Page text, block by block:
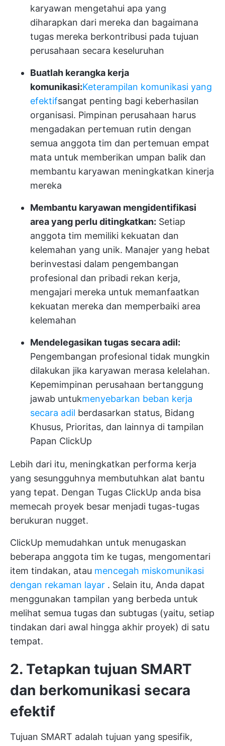
karyawan mengetahui apa yang
diharapkan dari mereka dan bagaimana
tugas mereka berkontribusi pada tujuan
perusahaan secara keseluruhan
Buatlah kerangka kerja
komunikasi:Keterampilan komunikasi yang
efektifsangat penting bagi keberhasilan
organisasi. Pimpinan perusahaan harus
mengadakan pertemuan rutin dengan
semua anggota tim dan pertemuan empat
mata untuk memberikan umpan balik dan
membantu karyawan meningkatkan kinerja
mereka
Membantu karyawan mengidentifikasi
area yang perlu ditingkatkan: Setiap
anggota tim memiliki kekuatan dan
kelemahan yang unik. Manajer yang hebat
berinvestasi dalam pengembangan
profesional dan pribadi rekan kerja,
mengajari mereka untuk memanfaatkan
kekuatan mereka dan memperbaiki area
kelemahan
Mendelegasikan tugas secara adil:
Pengembangan profesional tidak mungkin
dilakukan jika karyawan merasa kelelahan.
Kepemimpinan perusahaan bertanggung
jawab untukmenyebarkan beban kerja
secara adil berdasarkan status, Bidang
Khusus, Prioritas, dan lainnya di tampilan
Papan ClickUp
Lebih dari itu, meningkatkan performa kerja
yang sesungguhnya membutuhkan alat bantu
yang tepat. Dengan Tugas ClickUp anda bisa
memecah proyek besar menjadi tugas-tugas
berukuran nugget.
ClickUp memudahkan untuk menugaskan
beberapa anggota tim ke tugas, mengomentari
item tindakan, atau mencegah miskomunikasi
dengan rekaman layar . Selain itu, Anda dapat
menggunakan tampilan yang berbeda untuk
melihat semua tugas dan subtugas (yaitu, setiap
tindakan dari awal hingga akhir proyek) di satu
tempat.
2. Tetapkan tujuan SMART
dan berkomunikasi secara
efektif
Tujuan SMART adalah tujuan yang spesifik,